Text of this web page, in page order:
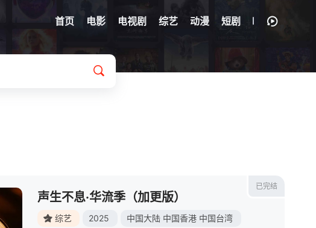
首页 电影 电视剧 综艺 动漫 短剧
已完结
声生不息·华流季（加更版）
综艺 2025 中国大陆 中国香港 中国台湾